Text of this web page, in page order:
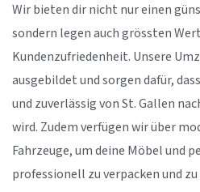
Wir bieten dir nicht nur einen
sondern legen auch grössten
Kundenzufriedenheit. Unsere
ausgebildet und sorgen dafür,
und zuverlässig von St. Gallen
wird. Zudem verfügen wir über
Fahrzeuge, um deine Möbel und
professionell zu verpacken und